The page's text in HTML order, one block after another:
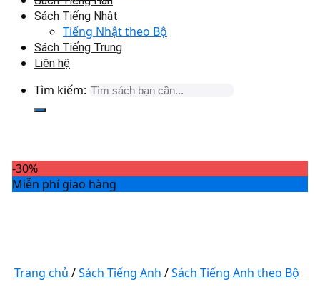
Sách Tiếng Nhật
Tiếng Nhật theo Bộ
Sách Tiếng Trung
Liên hệ
Tìm kiếm:
-30%
Miễn phí giao hàng
Trang chủ /Sách Tiếng Anh /Sách Tiếng Anh theo Bộ